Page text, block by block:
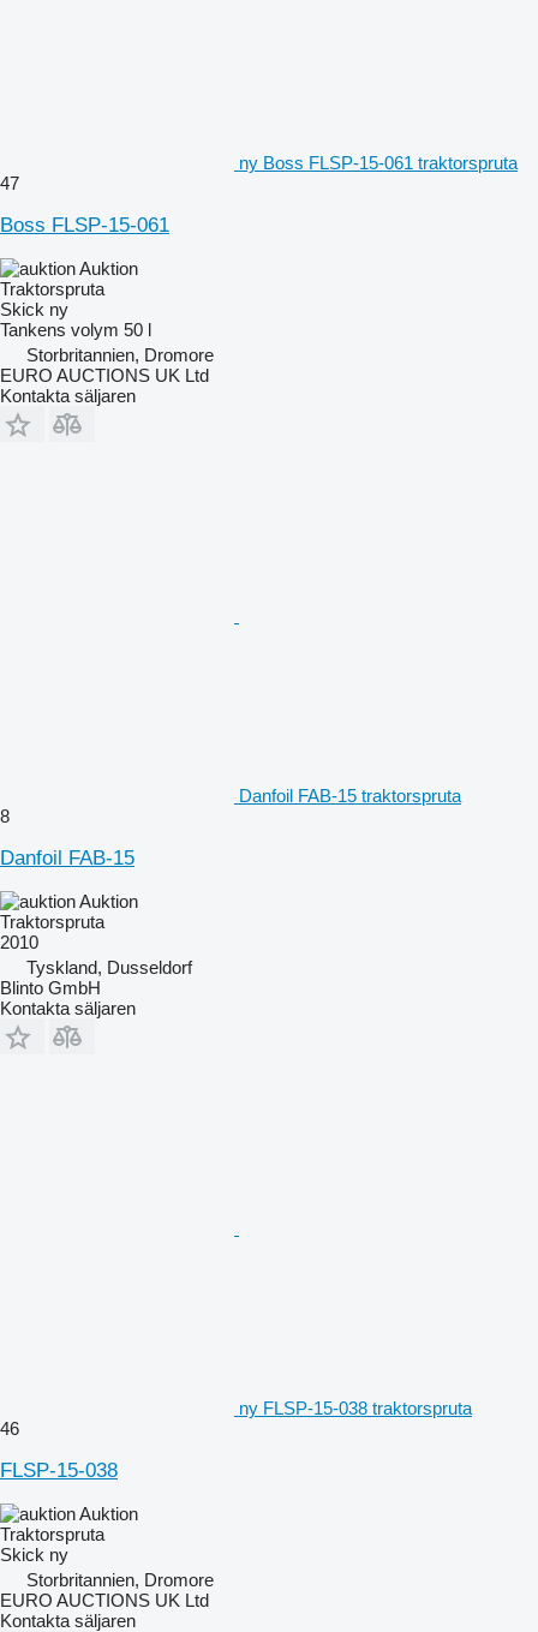
ny Boss FLSP-15-061 traktorspruta
47
Boss FLSP-15-061
Auktion
Traktorspruta
Skick ny
Tankens volym 50 l
Storbritannien, Dromore
EURO AUCTIONS UK Ltd
Kontakta säljaren
Danfoil FAB-15 traktorspruta
8
Danfoil FAB-15
Auktion
Traktorspruta
2010
Tyskland, Dusseldorf
Blinto GmbH
Kontakta säljaren
ny FLSP-15-038 traktorspruta
46
FLSP-15-038
Auktion
Traktorspruta
Skick ny
Storbritannien, Dromore
EURO AUCTIONS UK Ltd
Kontakta säljaren